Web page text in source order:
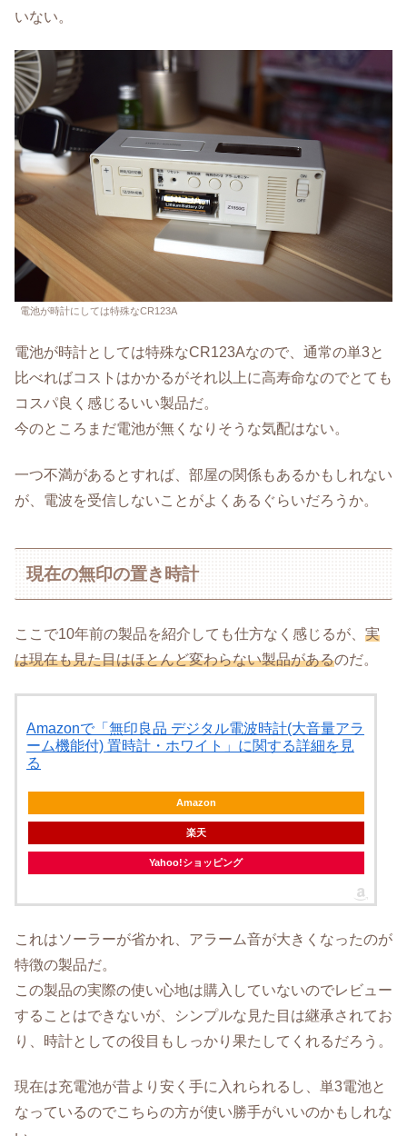
いない。
電池が時計にしては特殊なCR123A
電池が時計としては特殊なCR123Aなので、通常の単3と
比べればコストはかかるがそれ以上に高寿命なのでとても
コスパ良く感じるいい製品だ。
今のところまだ電池が無くなりそうな気配はない。
一つ不満があるとすれば、部屋の関係もあるかもしれない
が、電波を受信しないことがよくあるぐらいだろうか。
現在の無印の置き時計
ここで10年前の製品を紹介しても仕方なく感じるが、 実
は現在も見た目はほとんど変わらない製品があるのだ。
Amazonで「無印良品 デジタル電波時計(大音量アラ
ーム機能付) 置時計・ホワイト」に関する詳細を見
る
Amazon
楽天
Yahoo!ショッピング
これはソーラーが省かれ、アラーム音が大きくなったのが
特徴の製品だ。
この製品の実際の使い心地は購入していないのでレビュー
することはできないが、シンプルな見た目は継承されてお
り、時計としての役目もしっかり果たしてくれるだろう。
現在は充電池が昔より安く手に入れられるし、単3電池と
なっているのでこちらの方が使い勝手がいいのかもしれな